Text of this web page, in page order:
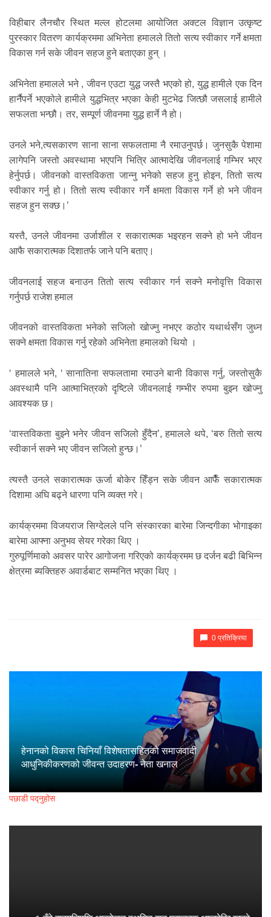
विहीबार लैनचौर स्थित मल्ल होटलमा आयोजित अक्टल विज्ञान उत्कृष्ट
पुरस्कार वितरण कार्यक्रममा अभिनेता हमालले तितो सत्य स्वीकार गर्ने क्षमता
विकास गर्न सके जीवन सहज हुने बताएका हुन् ।
अभिनेता हमालले भने , जीवन एउटा युद्ध जस्तै भएको हो, युद्ध हामीले एक दिन
हार्नैपर्ने भएकोले हामीले युद्धभित्र भएका केही मुटभेढ जित्छौ जसलाई हामीले
सफलता भन्छौ। तर, सम्पूर्ण जीवनमा युद्ध हार्ने नै हो।
उनले भने,त्यसकारण साना साना सफलतामा नै रमाउनुपर्छ। जुनसुकै पेशामा
लागेपनि जस्तो अवस्थामा भएपनि भित्रि आत्मादेखि जीवनलाई गम्भिर भएर
हेर्नुपर्छ। जीवनको वास्तविकता जान्नु भनेको सहज हुनु होइन, तितो सत्य
स्वीकार गर्नु हो। तितो सत्य स्वीकार गर्ने क्षमता विकास गर्ने हो भने जीवन
सहज हुन सक्छ।’
यस्तै, उनले जीवनमा उर्जाशील र सकारात्मक भइरहन सक्ने हो भने जीवन
आफै सकारात्मक दिशातर्फ जाने पनि बताए।
जीवनलाई सहज बनाउन तितो सत्य स्वीकार गर्न सक्ने मनोवृत्ति विकास
गर्नुपर्छ राजेश हमाल
जीवनको वास्तविकता भनेको सजिलो खोज्नु नभएर कठोर यथार्थसँग जुध्न
सक्ने क्षमता विकास गर्नु रहेको अभिनेता हमालको थियो ।
‘ हमालले भने, ‘ सानातिना सफलतामा रमाउने बानी विकास गर्नु, जस्तोसुकै
अवस्थामै पनि आत्माभित्रको दृष्टिले जीवनलाई गम्भीर रुपमा बुझ्न खोज्नु
आवश्यक छ।
‘वास्तविकता बुझ्ने भनेर जीवन सजिलो हुँदैन’, हमालले थपे, ‘बरु तितो सत्य
स्वीकार्न सक्ने भए जीवन सजिलो हुन्छ।’
त्यस्तै उनले सकारात्मक ऊर्जा बोकेर हिँड्न सके जीवन आफैँ सकारात्मक
दिशामा अघि बढ्ने धारणा पनि व्यक्त गरे।
कार्यक्रममा विजयराज सिग्देलले पनि संस्कारका बारेमा जिन्दगीका भोगाइका
बारेमा आफ्ना अनुभव सेयर गरेका थिए ।
गुरुपूर्णिमाको अवसर पारेर आगोजना गरिएको कार्यक्रमम छ दर्जन बढी बिभिन्न
क्षेत्रमा ब्यक्तिहरु अवार्डबाट सम्मनित भएका थिए ।
0 प्रतिक्रिया
हेनानको विकास चिनियाँ विशेषतासहितको समाजवादी
आधुनिकीकरणको जीवन्त उदाहरण- नेता खनाल
पछाडी पद्नुहोस